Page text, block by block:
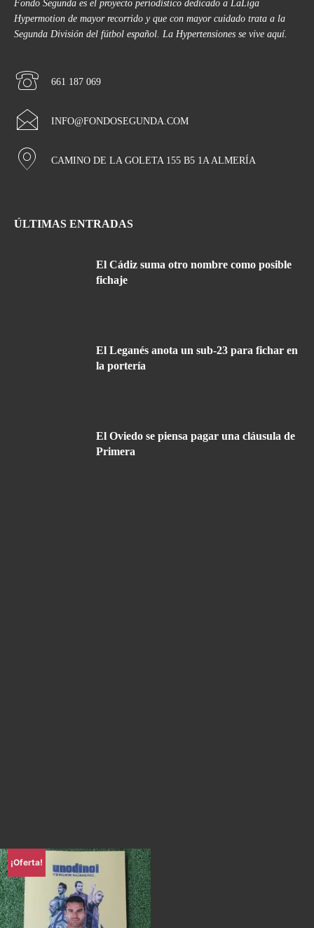
Fondo Segunda es el proyecto periodístico dedicado a LaLiga
Hypermotion de mayor recorrido y que con mayor cuidado trata a la
Segunda División del fútbol español. La Hypertensiones se vive aquí.
661 187 069
INFO@FONDOSEGUNDA.COM
CAMINO DE LA GOLETA 155 B5 1A ALMERÍA
ÚLTIMAS ENTRADAS
El Cádiz suma otro nombre como posible
fichaje
El Leganés anota un sub-23 para fichar en
la portería
El Oviedo se piensa pagar una cláusula de
Primera
¡Oferta!